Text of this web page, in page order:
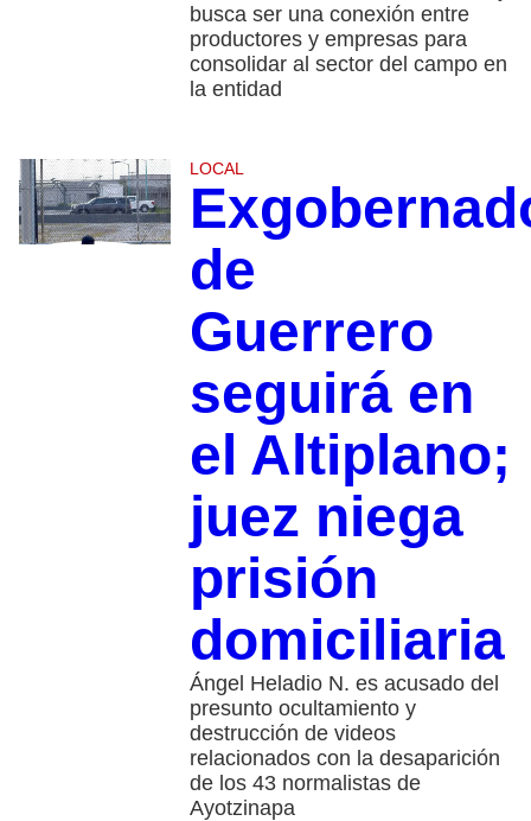
busca ser una conexión entre
productores y empresas para
consolidar al sector del campo en
la entidad
LOCAL
de
Guerrero
seguirá en
el Altiplano;
juez niega
prisión
domiciliaria
Ángel Heladio N. es acusado del
presunto ocultamiento y
destrucción de videos
relacionados con la desaparición
de los 43 normalistas de
Ayotzinapa